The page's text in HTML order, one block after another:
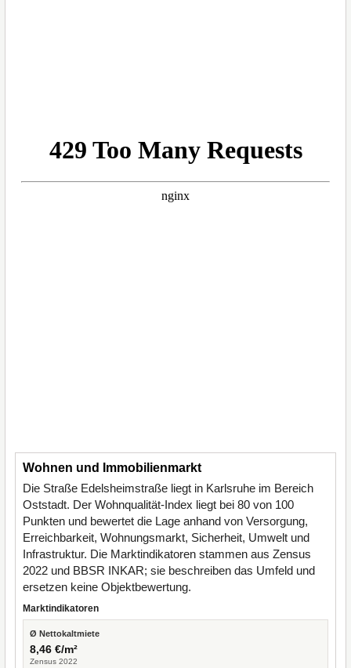
Wohnen und Immobilienmarkt
Die Straße Edelsheimstraße liegt in Karlsruhe im Bereich
Oststadt. Der Wohnqualität-Index liegt bei 80 von 100
Punkten und bewertet die Lage anhand von Versorgung,
Erreichbarkeit, Wohnungsmarkt, Sicherheit, Umwelt und
Infrastruktur. Die Marktindikatoren stammen aus Zensus
2022 und BBSR INKAR; sie beschreiben das Umfeld und
ersetzen keine Objektbewertung.
Marktindikatoren
Ø Nettokaltmiete
8,46 €/m²
Zensus 2022